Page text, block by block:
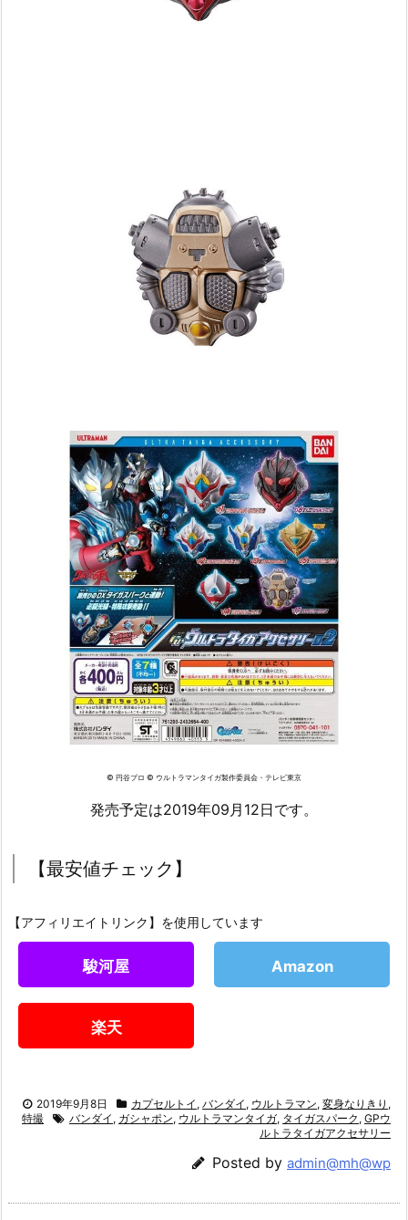
© 円谷プロ © ウルトラマンタイガ製作委員会・テレビ東京
発売予定は2019年09月12日です。
【最安値チェック】
【アフィリエイトリンク】を使用しています
駿河屋 Amazon
楽天
2019年9月8日 カプセルトイ , バンダイ , ウルトラマン, 変身なりきり ,
特撮
バンダイ , ガシャポン, ウルトラマンタイガ, タイガスパーク , GPウ
ルトラタイガアクセサリー
Posted by admin@mh@wp